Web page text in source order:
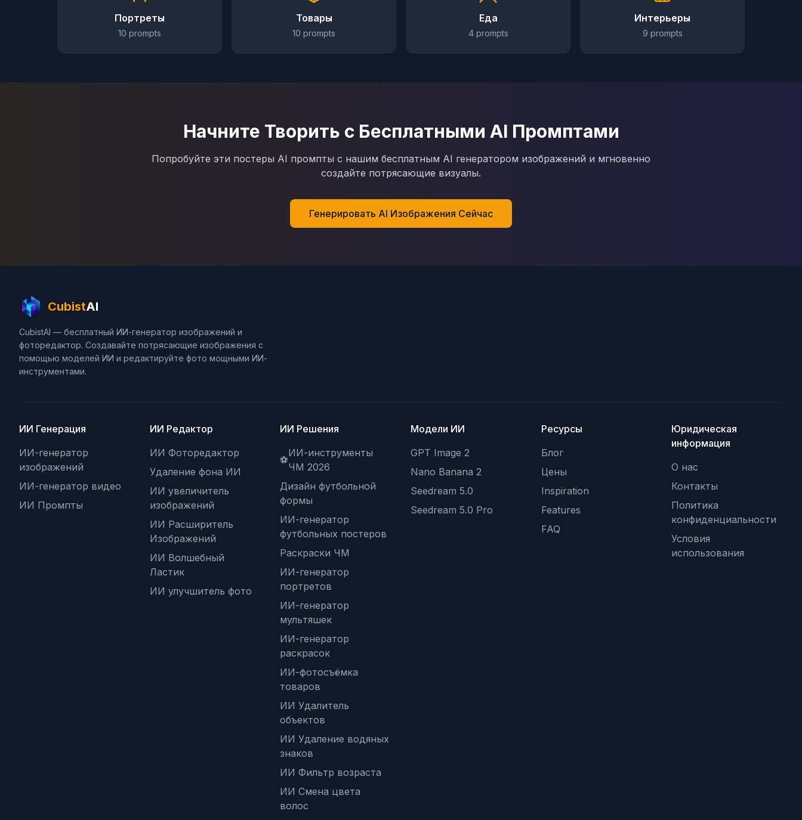
Портреты
10 prompts
Товары
10 prompts
Еда
4prompts
Интерьеры
9 prompts
Начните Творить с Бесплатными AI Промптами
Попробуйте эти постеры AI промпты с нашим бесплатным AI генератором изображений и мгновенно
создайте потрясающие визуалы.
Генерировать AI Изображения Сейчас
CubistAI
CubistAI — бесплатный ИИ-генератор изображений и
фоторедактор. Создавайте потрясающие изображения с
помощью моделей ИИ и редактируйте фото мощными ИИ-
инструментами.
ИИ Генерация
ИИ-генератор
изображений
ИИ-генератор видео
ИИ Промпты
ИИ Редактор
ИИ Фоторедактор
Удаление фона ИИ
ИИ увеличитель
изображений
ИИ Расширитель
Изображений
ИИ Волшебный
Ластик
ИИ улучшитель фото
ИИ Решения
⚽
ИИ-инструменты
ЧМ 2026
Дизайн футбольной
формы
ИИ-генератор
футбольных постеров
Раскраски ЧМ
ИИ-генератор
портретов
ИИ-генератор
мультяшек
ИИ-генератор
раскрасок
ИИ-фотосъёмка
товаров
ИИ Удалитель
объектов
ИИ Удаление водяных
знаков
ИИ Фильтр возраста
ИИ Смена цвета
волос
Модели ИИ
GPT Image 2
Nano Banana 2
Seedream 5.0
Seedream 5.0 Pro
Ресурсы
Блог
Цены
Inspiration
Features
FAQ
Юридическая
информация
О нас
Контакты
Политика
конфиденциальности
Условия
использования